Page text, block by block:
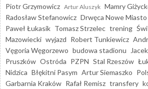
Piotr Grzymowicz Artur Aluszyk Mamry
Radosław Stefanowicz Drwęca Nowe
Paweł Łukasik Tomasz Strzelec trening
Mazowiecki wyjazd Robert Tunkiewicz
Vęgoria Węgorzewo budowa stadionu
Pruszków Ostróda PZPN Stal Rzeszów
Nidzica Błękitni Pasym Artur Siemaszko
Garbarnia Kraków Rafał Remisz transfery